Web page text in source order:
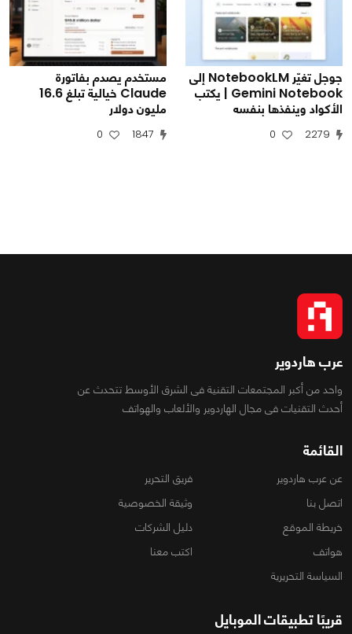
جوجل تغيّر NotebookLM إلى
Gemini Notebook | يكتب
الأكواد وينفذها بنفسه
2279
0
مستخدم يصدم بفاتورة
Claude خيالية تبلغ 16.6
مليون دولار
1847
0
عرب هاردوير
واحد من أكبر المجتمعات التقنية فى الشرق الأوسط تتحدث عن
أحدث التقنيات فى مجال الهاردوير والألعاب والهواتف
القائمة
عن عرب هاردوير
فريق التحرير
اتصل بنا
وثيقة الخصوصية
خريطة الموقع
دليل الشركات
هواتف
اكتب معنا
السياسة التحريرية
قريبًا تطبيقات الموبايل